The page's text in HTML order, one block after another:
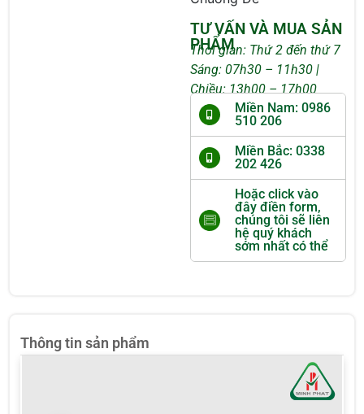
TƯ VẤN VÀ MUA SẢN
PHẨM
Thời gian: Thứ 2 đến thứ 7
Sáng: 07h30 – 11h30 |
Chiều: 13h00 – 17h00
Miền Nam: 0986
510 206
Miền Bắc: 0338
202 426
Hoặc click vào
đây điền form,
chúng tôi sẽ liên
hệ quý khách
sớm nhất có thể
Thông tin sản phẩm